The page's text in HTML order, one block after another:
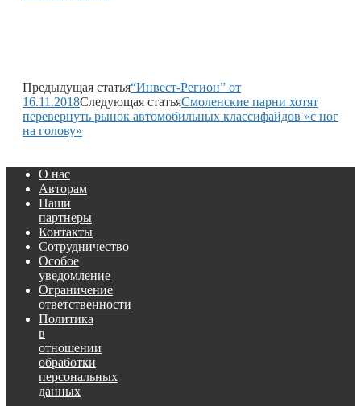
Предыдущая статья“Инвест-Регион” от
16.11.2018Следующая статьяСмоленские парни хотят
перевернуть рынок автомобильных классифайдов «с ног
на голову»
О нас
Авторам
Наши
партнеры
Контакты
Сотрудничество
Особое
уведомление
Ограничение
ответственности
Политика
в
отношении
обработки
персональных
данных